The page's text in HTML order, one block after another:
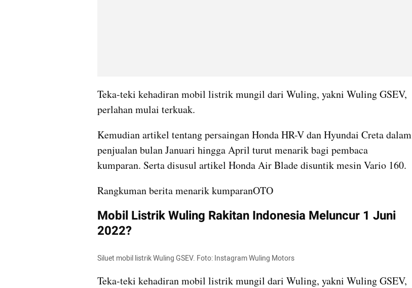
Teka-teki kehadiran mobil listrik mungil dari Wuling, yakni Wuling GSEV,
perlahan mulai terkuak.
Kemudian artikel tentang persaingan Honda HR-V dan Hyundai Creta dalam
penjualan bulan Januari hingga April turut menarik bagi pembaca
kumparan. Serta disusul artikel Honda Air Blade disuntik mesin Vario 160.
Rangkuman berita menarik kumparanOTO
Mobil Listrik Wuling Rakitan Indonesia Meluncur 1 Juni
2022?
Siluet mobil listrik Wuling GSEV. Foto: Instagram Wuling Motors
Teka-teki kehadiran mobil listrik mungil dari Wuling, yakni Wuling GSEV,